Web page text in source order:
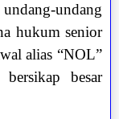
undang
hukum senior
alias “NOL”
besar